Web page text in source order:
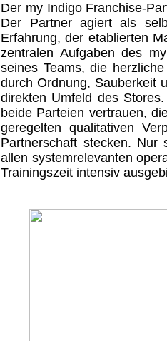
Der my Indigo Franchise-
Der Partner agiert als
Erfahrung, der etablierten
zentralen Aufgaben des
seines Teams, die
durch Ordnung, Sauberkeit
direkten Umfeld des
beide Parteien vertrauen,
geregelten qualitativen
Partnerschaft stecken.
allen systemrelevanten
Trainingszeit intensiv